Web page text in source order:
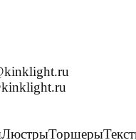
ЛюстрыТоршеры